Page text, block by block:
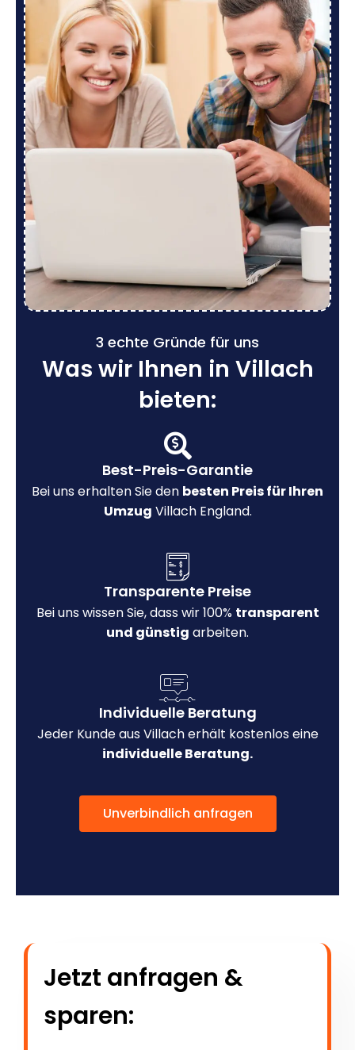
3 echte Gründe für uns
Was wir Ihnen in Villach
bieten:
Best-Preis-Garantie
Bei uns erhalten Sie den besten Preis für Ihren
Umzug Villach England.
Transparente Preise
Bei uns wissen Sie, dass wir 100% transparent
und günstig arbeiten.
Individuelle Beratung
Jeder Kunde aus Villach erhält kostenlos eine
individuelle Beratung.
Unverbindlich anfragen
Jetzt anfragen &
sparen: